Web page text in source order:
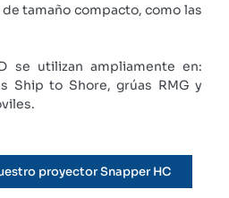
tamaño compacto, como las
se utilizan ampliamente en:
Ship to Shore, grúas RMG y
proyector Snapper HC